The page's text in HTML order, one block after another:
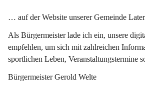
… auf der Website unserer Gemeinde
Als Bürgermeister lade ich ein, unsere
empfehlen, um sich mit zahlreichen
sportlichen Leben, Veranstaltungstermine
Bürgermeister Gerold Welte